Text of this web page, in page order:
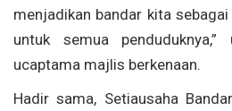
menjadikan bandar kita
untuk semua
ucaptama majlis berkenaan.
Hadir sama, Setiausaha